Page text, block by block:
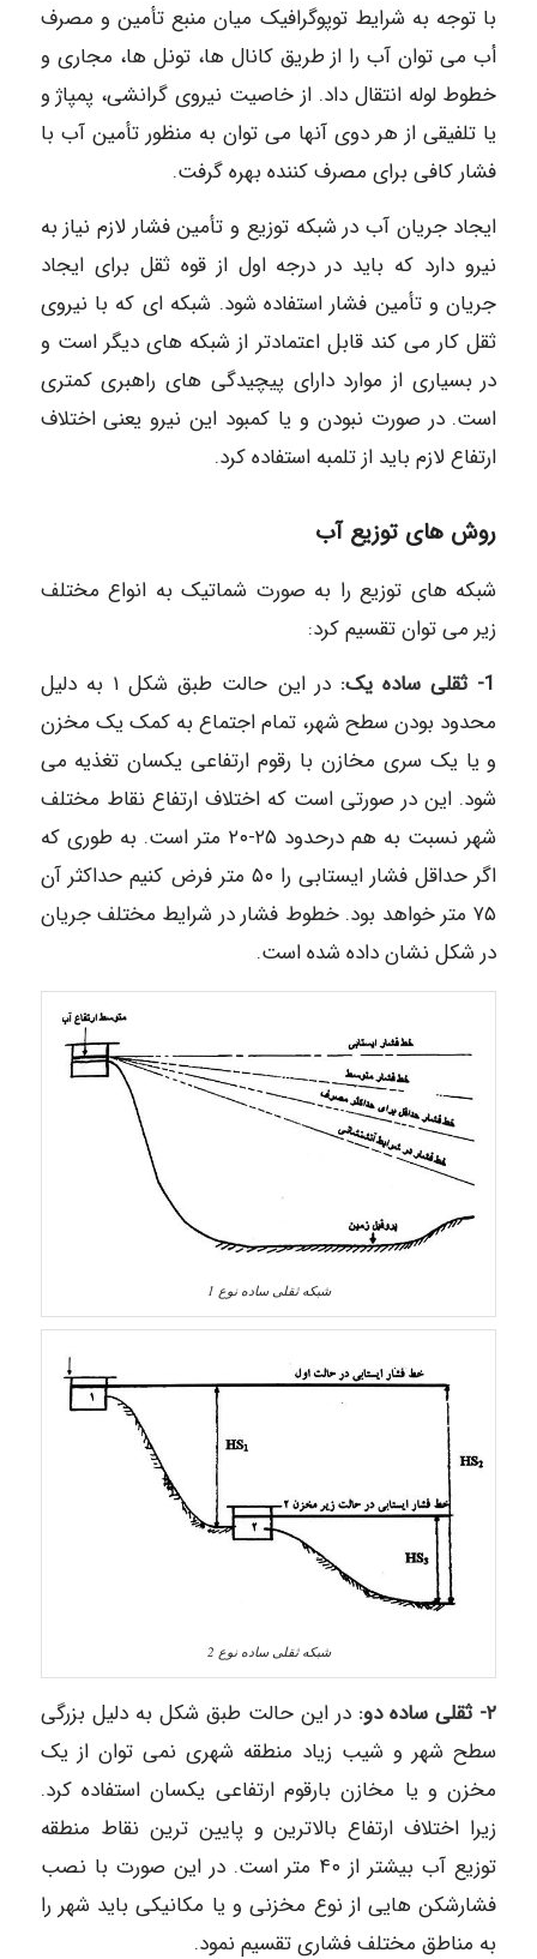
با توجه به شرایط توپوگرافیک میان منبع تأمین و مصرف
أب می توان آب را از طریق کانال ها، تونل ها، مجاری و
خطوط لوله انتقال داد. از خاصیت نیروی گرانشی، پمپاژ و
یا تلفیقی از هر دوی آنها می توان به منظور تأمین آب با
فشار کافی برای مصرف کننده بهره گرفت.
ایجاد جریان آب در شبکه توزیع و تأمین فشار لازم نیاز به
نیرو دارد که باید در درجه اول از قوه ثقل برای ایجاد
جریان و تأمین فشار استفاده شود. شبکه ای که با نیروی
ثقل کار می کند قابل اعتمادتر از شبکه های دیگر است و
در بسیاری از موارد دارای پیچیدگی های راهبری کمتری
است. در صورت نبودن و یا کمبود این نیرو یعنی اختلاف
ارتفاع لازم باید از تلمبه استفاده کرد.
روش های توزیع آب
شبکه های توزیع را به صورت شماتیک به انواع مختلف
زیر می توان تقسیم کرد:
1- ثقلی ساده یک:
در این حالت طبق شکل ۱ به دلیل
محدود بودن سطح شهر، تمام اجتماع به کمک یک مخزن
و یا یک سری مخازن با رقوم ارتفاعی یکسان تغذیه می
شود. این در صورتی است که اختلاف ارتفاع نقاط مختلف
شهر نسبت به هم درحدود ۲۵-۲۰ متر است. به طوری که
اگر حداقل فشار ایستابی را ۵۰ متر فرض کنیم حداکثر آن
۷۵ متر خواهد بود. خطوط فشار در شرایط مختلف جریان
در شکل نشان داده شده است.
شبکه ثقلی ساده نوع 1
شبکه ثقلی ساده نوع 2
۲- ثقلی ساده دو:
در این حالت طبق شکل به دلیل بزرگی
سطح شهر و شیب زیاد منطقه شهری نمی توان از یک
مخزن و یا مخازن بارقوم ارتفاعی یکسان استفاده کرد.
زیرا اختلاف ارتفاع بالاترین و پایین ترین نقاط منطقه
توزیع آب بیشتر از ۴۰ متر است. در این صورت با نصب
فشارشکن هایی از نوع مخزنی و یا مکانیکی باید شهر را
به مناطق مختلف فشاری تقسیم نمود.